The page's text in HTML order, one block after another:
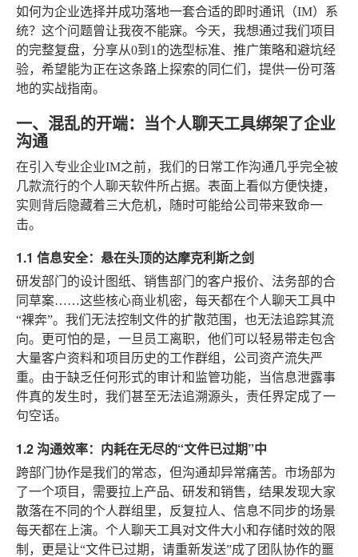
如何为企业选择并成功落地一套合适的即时通讯（IM）系
统？这个问题曾让我夜不能寐。今天，我想通过我们项目
的完整复盘，分享从0到1的选型标准、推广策略和避坑经
验，希望能为正在这条路上探索的同仁们，提供一份可落
地的实战指南。
一、混乱的开端：当个人聊天工具绑架了企业
沟通
在引入专业企业IM之前，我们的日常工作沟通几乎完全被
几款流行的个人聊天软件所占据。表面上看似方便快捷，
实则背后隐藏着三大危机，随时可能给公司带来致命一
击。
1.1 信息安全：悬在头顶的达摩克利斯之剑
研发部门的设计图纸、销售部门的客户报价、法务部的合
同草案……这些核心商业机密，每天都在个人聊天工具中
“裸奔”。我们无法控制文件的扩散范围，也无法追踪其流
向。更可怕的是，一旦员工离职，他们可以轻易带走包含
大量客户资料和项目历史的工作群组，公司资产流失严
重。由于缺乏任何形式的审计和监管功能，当信息泄露事
件真的发生时，我们甚至无法追溯源头，责任界定成了一
句空话。
1.2 沟通效率：内耗在无尽的“文件已过期”中
跨部门协作是我们的常态，但沟通却异常痛苦。市场部为
了一个项目，需要拉上产品、研发和销售，结果发现大家
散落在不同的个人群组里，反复拉人、信息不同步的场景
每天都在上演。个人聊天工具对文件大小和存储时效的限
制，更是让“文件已过期，请重新发送”成了团队协作的噩